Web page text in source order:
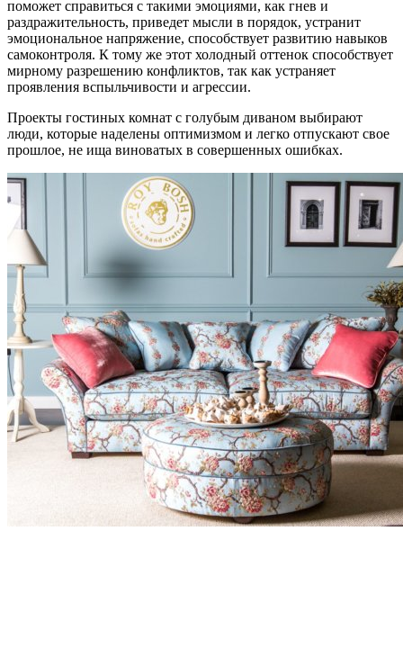
поможет справиться с такими эмоциями, как гнев и
раздражительность, приведет мысли в порядок, устранит
эмоциональное напряжение, способствует развитию навыков
самоконтроля. К тому же этот холодный оттенок способствует
мирному разрешению конфликтов, так как устраняет
проявления вспыльчивости и агрессии.
Проекты гостиных комнат с голубым диваном выбирают
люди, которые наделены оптимизмом и легко отпускают свое
прошлое, не ища виноватых в совершенных ошибках.